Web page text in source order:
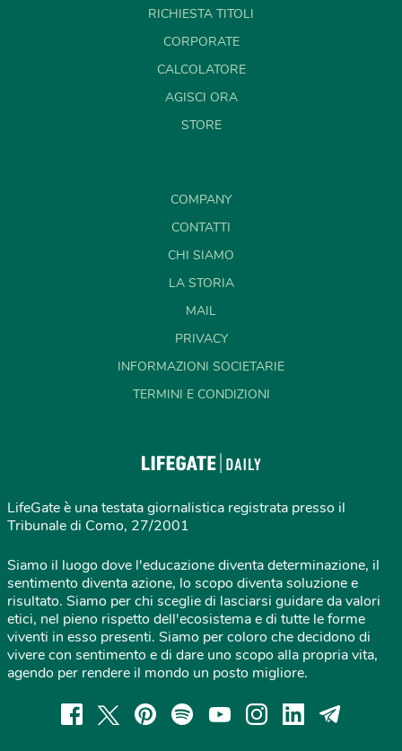
RICHIESTA TITOLI
CORPORATE
CALCOLATORE
AGISCI ORA
STORE
COMPANY
CONTATTI
CHI SIAMO
LA STORIA
MAIL
PRIVACY
INFORMAZIONI SOCIETARIE
TERMINI E CONDIZIONI
LifeGate è una testata giornalistica registrata presso il
Tribunale di Como, 27/2001
Siamo il luogo dove l'educazione diventa determinazione, il
sentimento diventa azione, lo scopo diventa soluzione e
risultato. Siamo per chi sceglie di lasciarsi guidare da valori
etici, nel pieno rispetto dell'ecosistema e di tutte le forme
viventi in esso presenti. Siamo per coloro che decidono di
vivere con sentimento e di dare uno scopo alla propria vita,
agendo per rendere il mondo un posto migliore.